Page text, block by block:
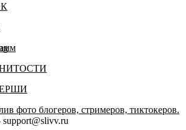
фото блогеров, стримеров, тиктокеров.